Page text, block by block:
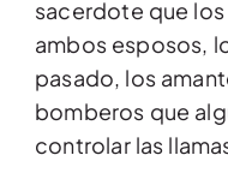
sacerdote que
ambos esposos,
pasado, los
bomberos que
controlar las